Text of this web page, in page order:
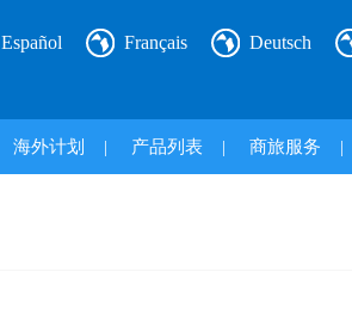
Español Français Deutsch
海外计划 | 产品列表 | 商旅服务 |